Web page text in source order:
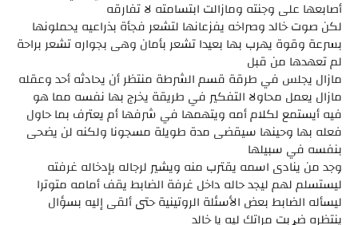
أصابعها على وجنته ومازالت ابتسامته لا تفارقه
لكن صوت خالد وصراخه يفزعانها لتشعر فجأة بذراعيه يحملونها
بسرعة وقوة يهرب بها بعيدا تشعر بأمان وهى بجواره تشعر براحة
لم تعهدها من قبل
مازال يجلس في طرقة قسم الشرطة منتظر أن يحادثه أحد وعقله
مازال يعمل محاولا التفكير في طريقة يخرج بها نفسه مما هو
فيه أيستمع لكلام أمه ويتهمها في شرفها أم يعترف بما حاول
فعله بها وحينها سيقضى مدة طويلة مسجونا ولكنه لن يضحى
بنفسه في سبيلها
وجد من ينادى اسمه يقترب منه ويشير لرجاله بإدخاله غرفته
ليستسلم لهم ليجد حاله داخل غرفة الضابط يقف أمامه متوترا
ليسأله الضابط بعض الأسئلة الروتينية حتى ألقى إليه بسؤال
ينتظره ضړبت مراتك ليه يا خالد